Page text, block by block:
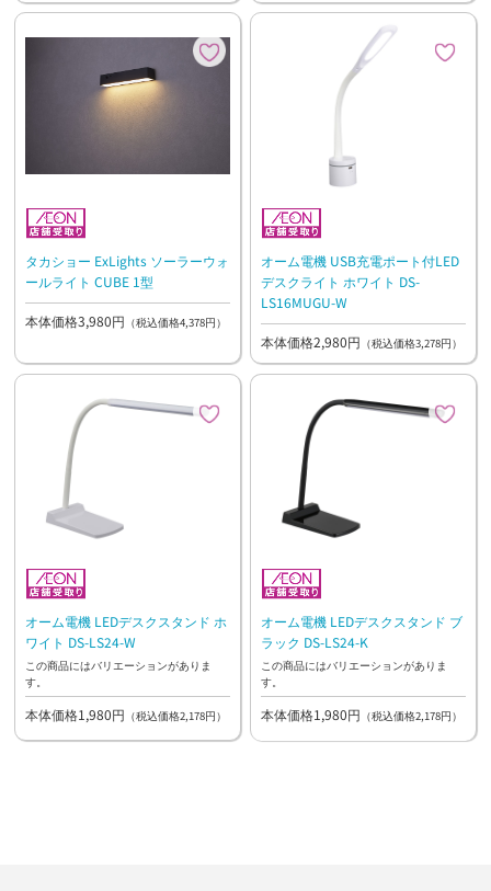
タカショー ExLights ソーラーウォ
ールライト CUBE 1型
本体価格3,980円 （税込価格4,378円）
オーム電機 USB充電ポート付LED
デスクライト ホワイト DS-
LS16MUGU-W
本体価格2,980円 （税込価格3,278円）
オーム電機 LEDデスクスタンド ホ
ワイト DS-LS24-W
この商品にはバリエーションがありま
す。
本体価格1,980円 （税込価格2,178円）
オーム電機 LEDデスクスタンド ブ
ラック DS-LS24-K
この商品にはバリエーションがありま
す。
本体価格1,980円 （税込価格2,178円）